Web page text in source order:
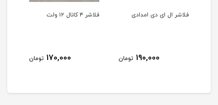
فلاشر ال ای دی امدادی
190,000 تومان
فلاشر ۴ کانال ۱۲ ولت
170,000 تومان